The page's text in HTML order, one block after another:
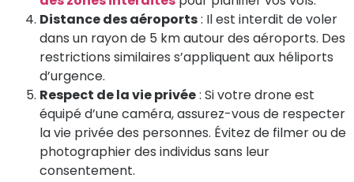
Distance des aéroports: Il est interdit de voler
dans un rayon de 5 km autour des aéroports. Des
restrictions similaires s’appliquent aux héliports
d’urgence.
Respect de la vie privée: Si votre drone est
équipé d’une caméra, assurez-vous de respecter
la vie privée des personnes. Évitez de filmer ou de
photographier des individus sans leur
consentement.